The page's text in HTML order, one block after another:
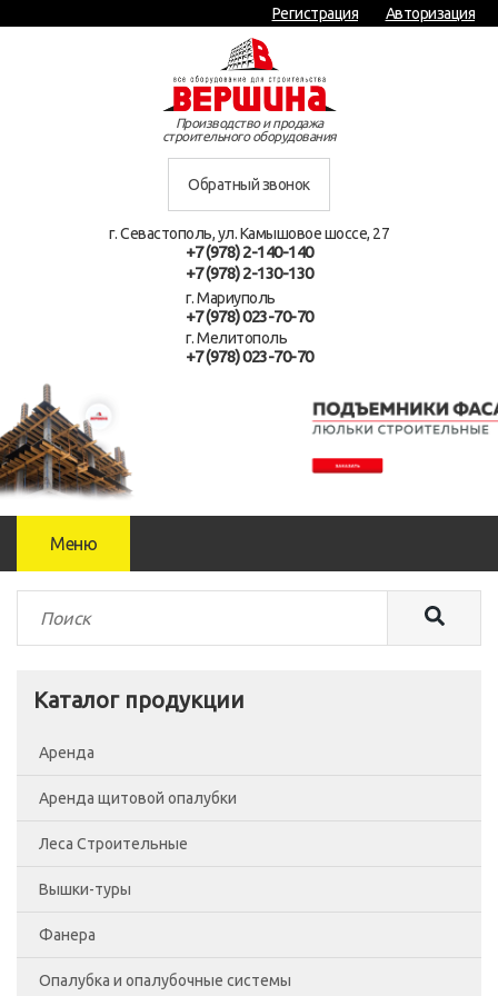
Регистрация Авторизация
Производство и продажа
строительного оборудования
Обратный звонок
г. Севастополь, ул. Камышовое шоссе, 27
+7 (978) 2-140-140
+7 (978) 2-130-130
г. Мариуполь
+7 (978) 023-70-70
г. Мелитополь
+7 (978) 023-70-70
Меню
Каталог продукции
Аренда
Аренда щитовой опалубки
Леса Строительные
Леса рамные
Помосты
Сетка фасадная
Вышки-туры
Вышка-тура ВСП-250/0.7
Вышка-тура ВСП-250/1.2
Фанера
Фанера Россия
Опалубка и опалубочные системы